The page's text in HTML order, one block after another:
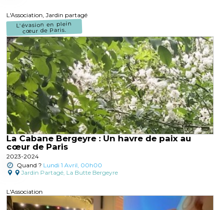
L'Association, Jardin partagé
L'évasion en plein
cœur de Paris.
La Cabane Bergeyre : Un havre de paix au
cœur de Paris
2023-2024
Quand ? Lundi 1 Avril, 00h00
Jardin Partagé, La Butte Bergeyre
L'Association